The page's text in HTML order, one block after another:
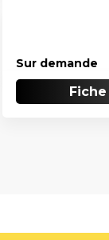
Sur demande